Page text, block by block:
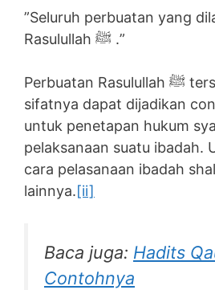
”Seluruh perbuatan yang
Rasulullah ﷺ .”
Perbuatan Rasulullah ﷺ tersebut adalah yang
sifatnya dapat dijadikan
untuk penetapan hukum
pelaksanaan suatu ibadah.
cara pelasanaan ibadah
lainnya.[ii]
Baca juga: Hadits
Contohnya